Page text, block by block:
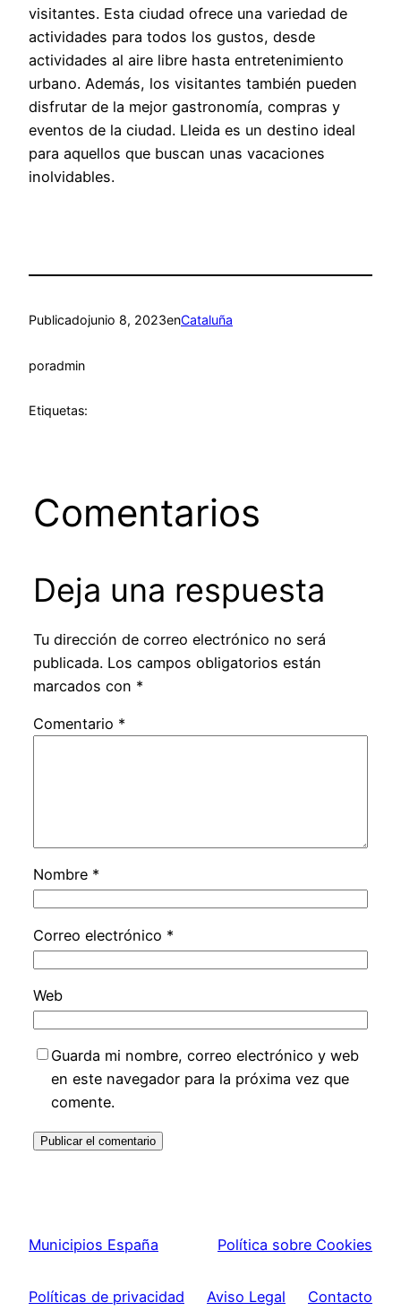
visitantes. Esta ciudad ofrece una variedad de
actividades para todos los gustos, desde
actividades al aire libre hasta entretenimiento
urbano. Además, los visitantes también pueden
disfrutar de la mejor gastronomía, compras y
eventos de la ciudad. Lleida es un destino ideal
para aquellos que buscan unas vacaciones
inolvidables.
Publicadojunio 8, 2023enCataluña
poradmin
Etiquetas:
Comentarios
Deja una respuesta
Tu dirección de correo electrónico no será
publicada. Los campos obligatorios están
marcados con *
Comentario *
Nombre *
Correo electrónico *
Web
Guarda mi nombre, correo electrónico y web
en este navegador para la próxima vez que
comente.
Municipios España Política sobre Cookies
Políticas de privacidad Aviso Legal Contacto